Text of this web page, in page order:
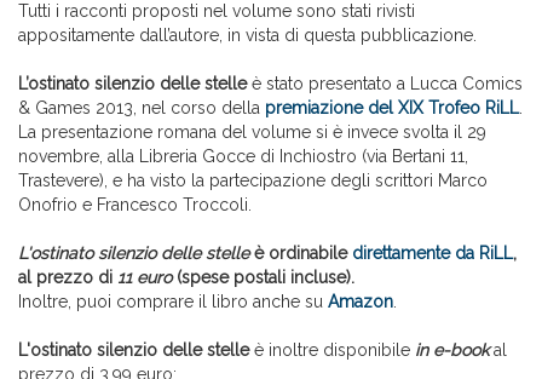
Tutti i racconti proposti nel volume sono stati rivisti
appositamente dall’autore, in vista di questa pubblicazione.
L’ostinato silenzio delle stelleè stato presentato a Lucca Comics
& Games 2013, nel corso della premiazione del XIX Trofeo RiLL.
La presentazione romana del volume si è invece svolta il 29
novembre, alla Libreria Gocce di Inchiostro (via Bertani 11,
Trastevere), e ha visto la partecipazione degli scrittori Marco
Onofrio e Francesco Troccoli.
L'ostinato silenzio delle stelleè ordinabile direttamente da RiLL,
al prezzo di 11 euro(spese postali incluse).
Inoltre, puoi comprare il libro anche su Amazon
L'ostinato silenzio delle stelleè inoltre disponibile in e-bookal
prezzo di 3,99 euro: